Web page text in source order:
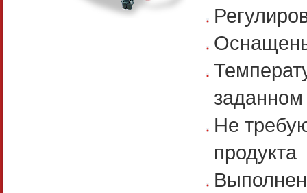
Не
продукта